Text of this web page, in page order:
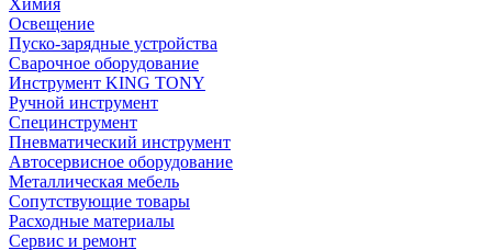
Химия
Освещение
Пуско-зарядные устройства
Сварочное оборудование
Инструмент KING TONY
Ручной инструмент
Специнструмент
Пневматический инструмент
Автосервисное оборудование
Металлическая мебель
Сопутствующие товары
Расходные материалы
Сервис и ремонт